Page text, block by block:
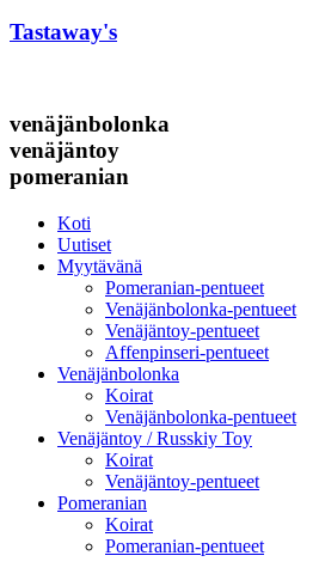
Tastaway's
venäjänbolonka
venäjäntoy
pomeranian
Koti
Uutiset
Myytävänä
Pomeranian-pentueet
Venäjänbolonka-pentueet
Venäjäntoy-pentueet
Affenpinseri-pentueet
Venäjänbolonka
Koirat
Venäjänbolonka-pentueet
Venäjäntoy / Russkiy Toy
Koirat
Venäjäntoy-pentueet
Pomeranian
Koirat
Pomeranian-pentueet